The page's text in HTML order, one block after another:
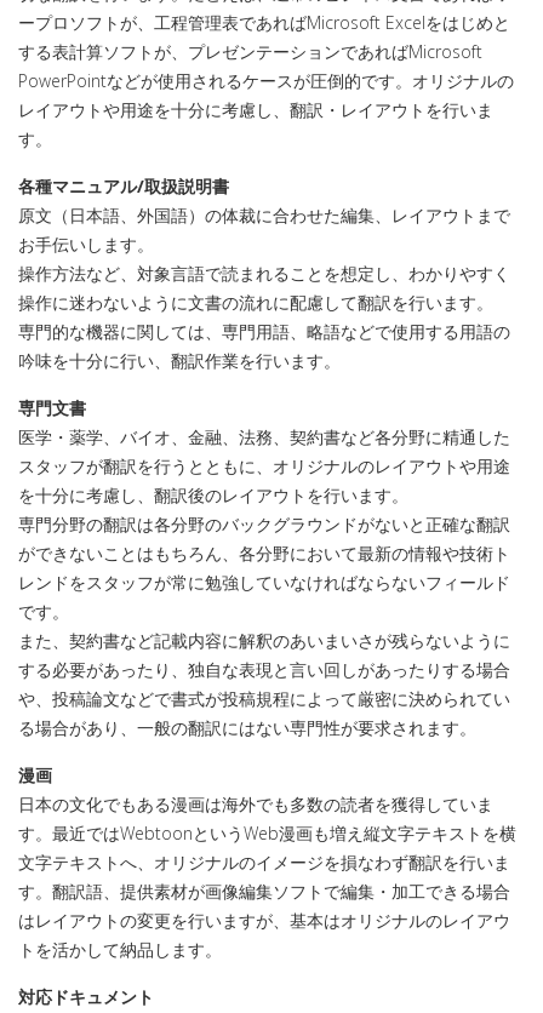
ープロソフトが、工程管理表であればMicrosoft Excelをはじめと
する表計算ソフトが、プレゼンテーションであればMicrosoft
PowerPointなどが使用されるケースが圧倒的です。オリジナルの
レイアウトや用途を十分に考慮し、翻訳・レイアウトを行いま
す。
各種マニュアル/取扱説明書
原文（日本語、外国語）の体裁に合わせた編集、レイアウトまで
お手伝いします。
操作方法など、対象言語で読まれることを想定し、わかりやすく
操作に迷わないように文書の流れに配慮して翻訳を行います。
専門的な機器に関しては、専門用語、略語などで使用する用語の
吟味を十分に行い、翻訳作業を行います。
専門文書
医学・薬学、バイオ、金融、法務、契約書など各分野に精通した
スタッフが翻訳を行うとともに、オリジナルのレイアウトや用途
を十分に考慮し、翻訳後のレイアウトを行います。
専門分野の翻訳は各分野のバックグラウンドがないと正確な翻訳
ができないことはもちろん、各分野において最新の情報や技術ト
レンドをスタッフが常に勉強していなければならないフィールド
です。
また、契約書など記載内容に解釈のあいまいさが残らないように
する必要があったり、独自な表現と言い回しがあったりする場合
や、投稿論文などで書式が投稿規程によって厳密に決められてい
る場合があり、一般の翻訳にはない専門性が要求されます。
漫画
日本の文化でもある漫画は海外でも多数の読者を獲得していま
す。最近ではWebtoonというWeb漫画も増え縦文字テキストを横
文字テキストへ、オリジナルのイメージを損なわず翻訳を行いま
す。翻訳語、提供素材が画像編集ソフトで編集・加工できる場合
はレイアウトの変更を行いますが、基本はオリジナルのレイアウ
トを活かして納品します。
対応ドキュメント